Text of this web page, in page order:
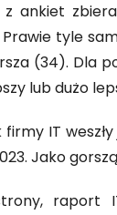
ankiet
Prawie tyle
(34). Dla
lub dużo
IT
Jako
raport